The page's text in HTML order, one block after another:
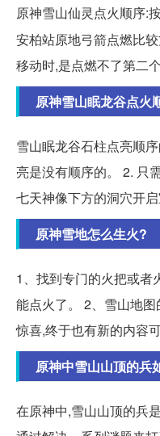
原神雪山仙灵点火顺序:
安柏站原地弓箭点燃比
移动时,是点燃不了第二
原神雪山眠龙谷点火
雪山眠龙谷石柱点亮顺
亮是没有顺序的。 2. 只
七天神像下方的洞穴开启
原神雪地怎么生火?
1、找到专门的火把或者
能点火了。 2、雪山地
惊喜,终于也有新的内容
原神中雪山山顶的兵
在原神中,雪山山顶的兵